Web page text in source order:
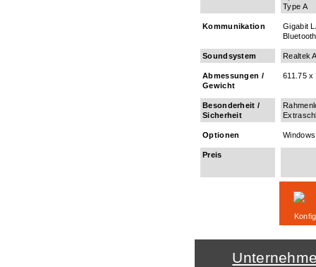
Type A
Kommunikation
Gigabit
Bluetooth
Soundsystem Realtek
Abmessungen /
Gewicht
611.75 x
Besonderheit /
Sicherheit
Optionen
Preis